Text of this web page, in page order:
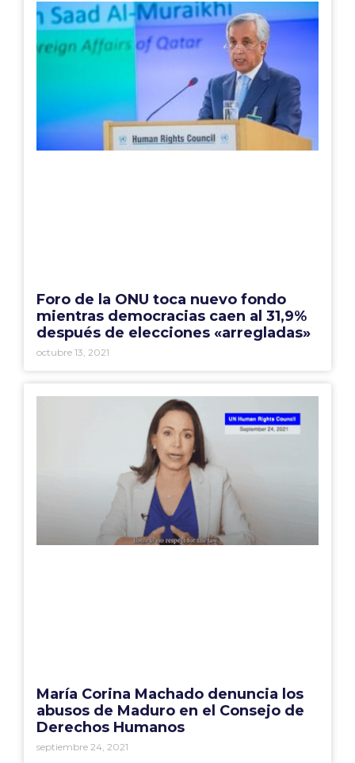
Foro de la ONU toca nuevo fondo
mientras democracias caen al 31,9%
después de elecciones «arregladas»
octubre 13, 2021
María Corina Machado denuncia los
abusos de Maduro en el Consejo de
Derechos Humanos
septiembre 24, 2021